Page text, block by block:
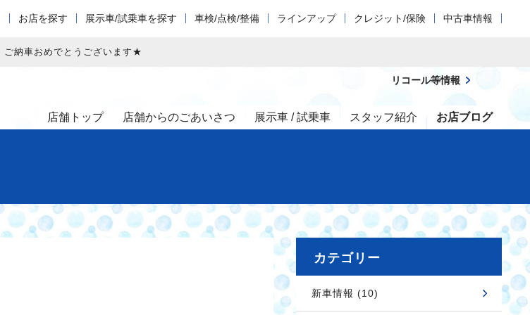
お店を探す 展示車/試乗車を探す 車検/点検/整備 ラインアップ クレジット/保険 中古車情報
ご納車おめでとうございます★
店舗トップ 店舗からのごあいさつ 展示車 / 試乗車 スタッフ紹介 お店ブログ
リコール等情報
カテゴリー
新車情報 (10)